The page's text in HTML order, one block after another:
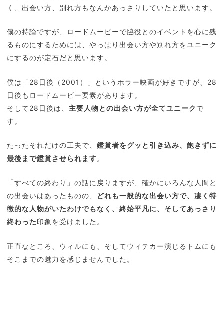
く、出会い方、別れ方もなんかあっさりしていたと思います。
僕の持論ですが、ロードムービーで脇役とのイベントを心に残
るものにするためには、やっぱり出会い方や別れ方をユニーク
にするのが定石だと思います。
僕は「28日後（2001）」というホラー映画が好きですが、28
日後もロードムービー要素があります。
そして28日後は、 主要人物との出会い方が全てユニーク で
す。
たったそれだけの工夫で、 鑑賞者をグッと引き込み、飽きずに
最後まで鑑賞させられます。
「すべての終わり」の話に戻りますが、確かにいろんな人間と
の出会いはあったものの、
どれも一般的な出会い方で、凄く特
徴的な人物がいたわけでもなく、終始平凡に、そしてあっさり
終わった印象を受けました。
正直なところ、ウィルにも、そしてウィテカー演じるトムにも
そこまでの魅力を感じませんでした。